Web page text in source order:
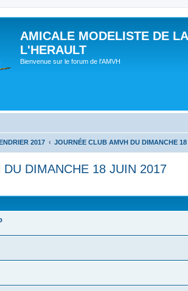
AMICALE MODELISTE DE
L'HERAULT
Bienvenue sur le forum de l'AMVH
2017 JOURNÉE CLUB AMVH DU DIMANCHE
DIMANCHE 18 JUIN 2017